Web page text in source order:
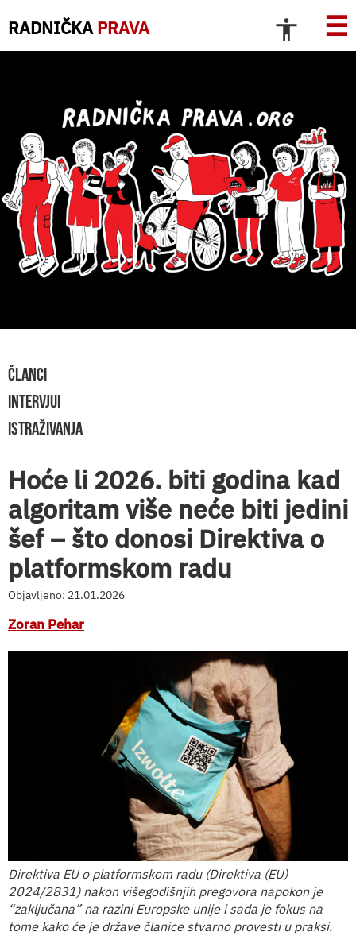
RADNIČKA PRAVA ☰
ČLANCI
INTERVJUI
ISTRAŽIVANJA
Hoće li 2026. biti godina kad
algoritam više neće biti jedini
šef – što donosi Direktiva o
platformskom radu
Objavljeno: 21.01.2026
Zoran Pehar
Direktiva EU o platformskom radu (Direktiva (EU)
2024/2831) nakon višegodišnjih pregovora napokon je
“zaključana” na razini Europske unije i sada je fokus na
tome kako će je države članice stvarno provesti u praksi.